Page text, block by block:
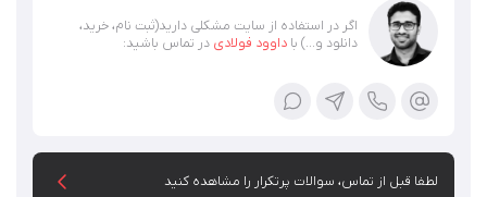
اگر در استفاده از سایت مشکلی دارید(ثبت نام، خرید،
دانلود و...) با داوود فولادی در تماس باشید:
لطفا قبل از تماس، سوالات پرتکرار را مشاهده کنید